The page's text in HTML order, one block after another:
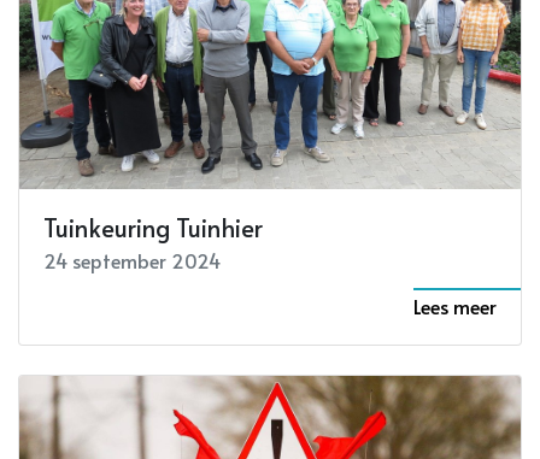
Tuinkeuring Tuinhier
24 september 2024
Lees meer